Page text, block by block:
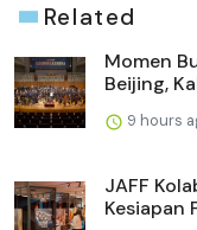
Related
Momen
Beijing,
9 hours
JAFF
Kesiapan